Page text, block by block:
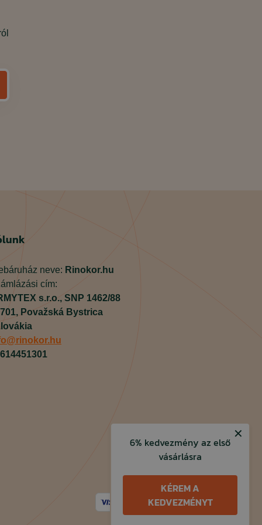
neve: Rinokor.hu
cím:
s.r.o., SNP 1462/88
Považská Bystrica
✕
6% kedvezmény az első
vásárlásra
KÉREM A
KEDVEZMÉNYT